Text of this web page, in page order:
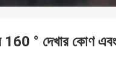
° দেখার কোণ এবং